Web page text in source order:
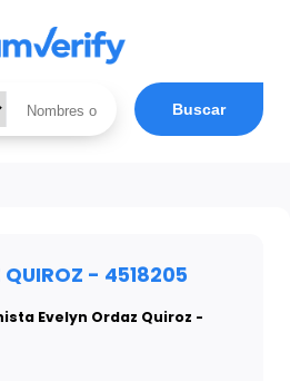
Buscar
QUIROZ - 4518205
Evelyn Ordaz Quiroz -